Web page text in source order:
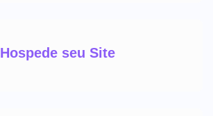
Hospede seu Site